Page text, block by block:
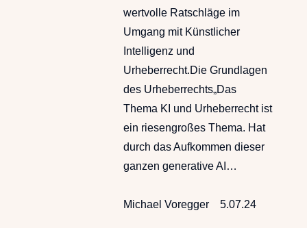
wertvolle Ratschläge im
Umgang mit Künstlicher
Intelligenz und
Urheberrecht.Die Grundlagen
des Urheberrechts„Das
Thema KI und Urheberrecht ist
ein riesengroßes Thema. Hat
durch das Aufkommen dieser
ganzen generative AI…
Michael Voregger 5.07.24